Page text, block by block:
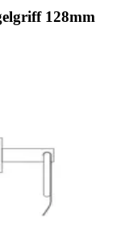
128mm